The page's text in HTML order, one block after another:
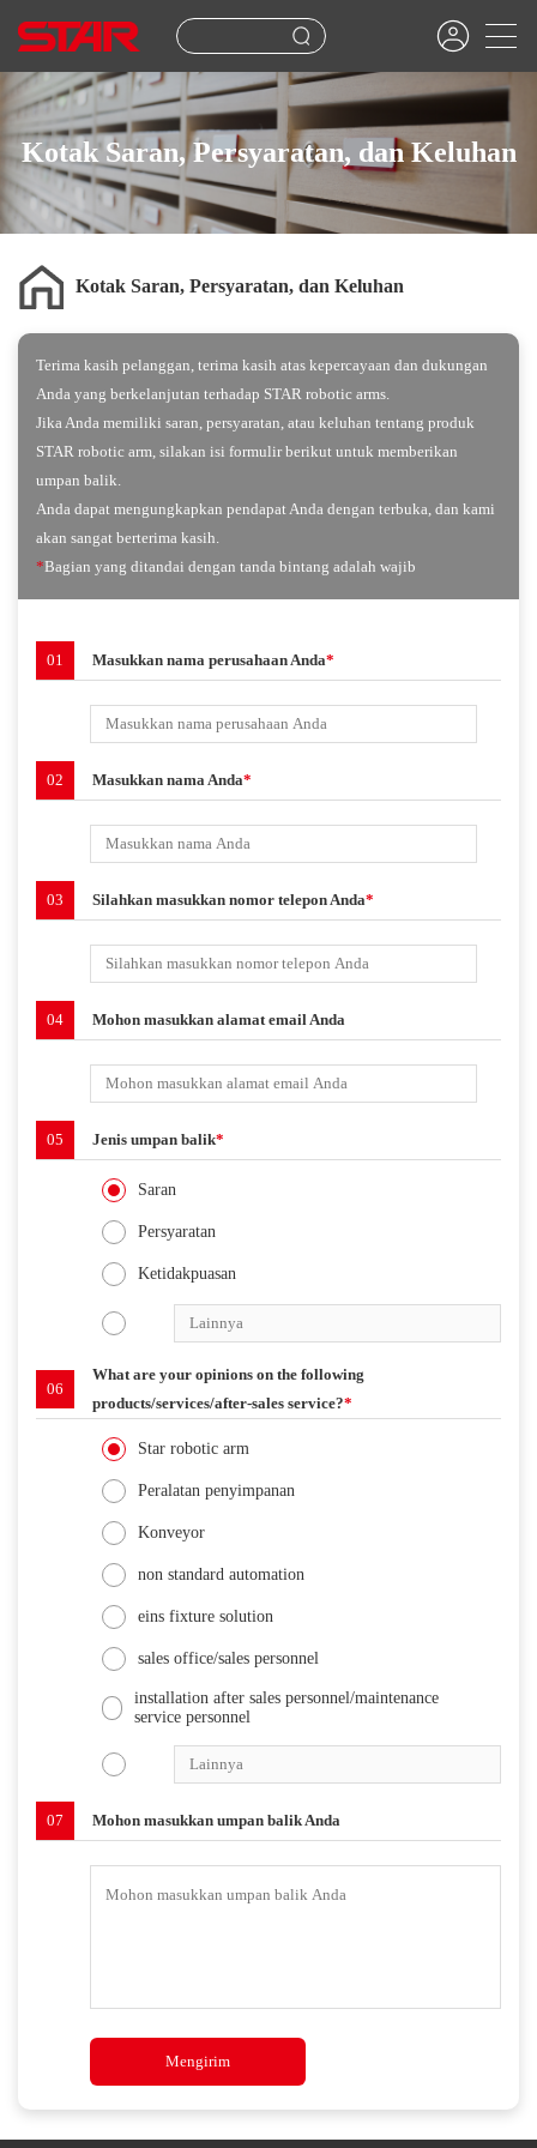
Kotak Saran, Persyaratan, dan Keluhan
Kotak Saran, Persyaratan, dan Keluhan
Terima kasih pelanggan, terima kasih atas kepercayaan dan dukungan
Anda yang berkelanjutan terhadap STAR robotic arms.
Jika Anda memiliki saran, persyaratan, atau keluhan tentang produk
STAR robotic arm, silakan isi formulir berikut untuk memberikan
umpan balik.
Anda dapat mengungkapkan pendapat Anda dengan terbuka, dan kami
akan sangat berterima kasih.
*Bagian yang ditandai dengan tanda bintang adalah wajib
01 Masukkan nama perusahaan Anda*
02 Masukkan nama Anda*
03 Silahkan masukkan nomor telepon Anda*
04 Mohon masukkan alamat email Anda
05 Jenis umpan balik*
Saran
Persyaratan
Ketidakpuasan
06
What are your opinions on the following
products/services/after-sales service?*
Star robotic arm
Peralatan penyimpanan
Konveyor
non standard automation
eins fixture solution
sales office/sales personnel
installation after sales personnel/maintenance
service personnel
07 Mohon masukkan umpan balik Anda
Mengirim